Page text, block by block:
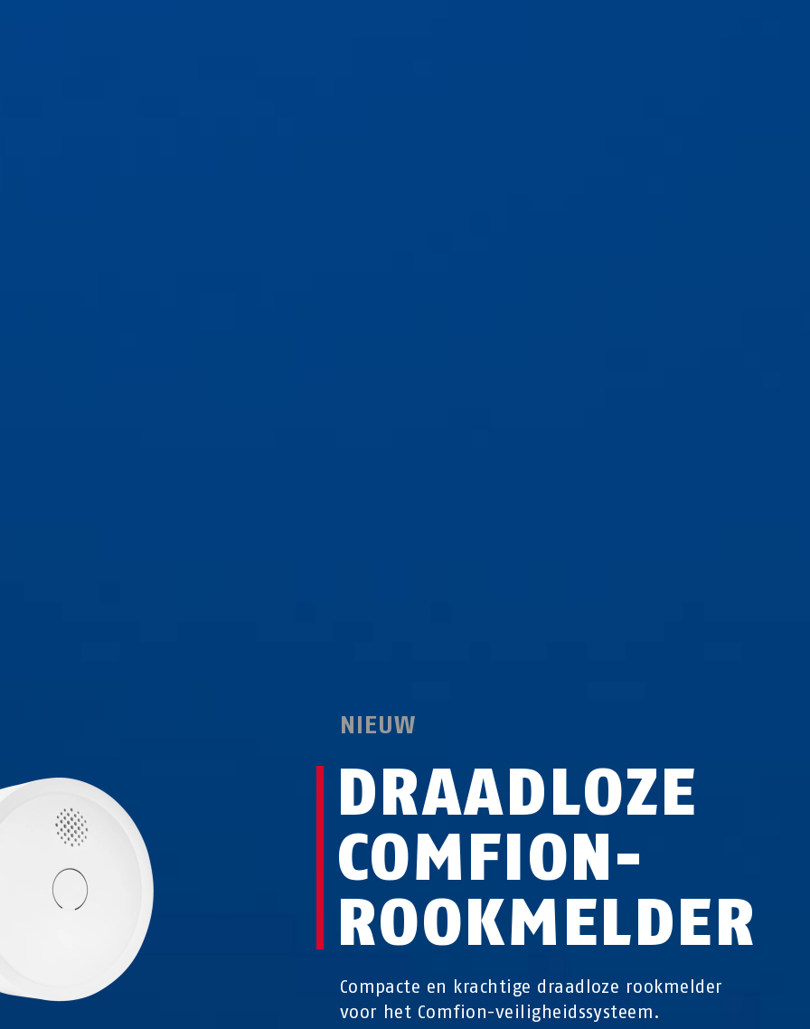
NIEUW
DRAADLOZE
COMFION-
ROOKMELDER
Compacte en krachtige draadloze rookmelder
voor het Comfion-veiligheidssysteem.